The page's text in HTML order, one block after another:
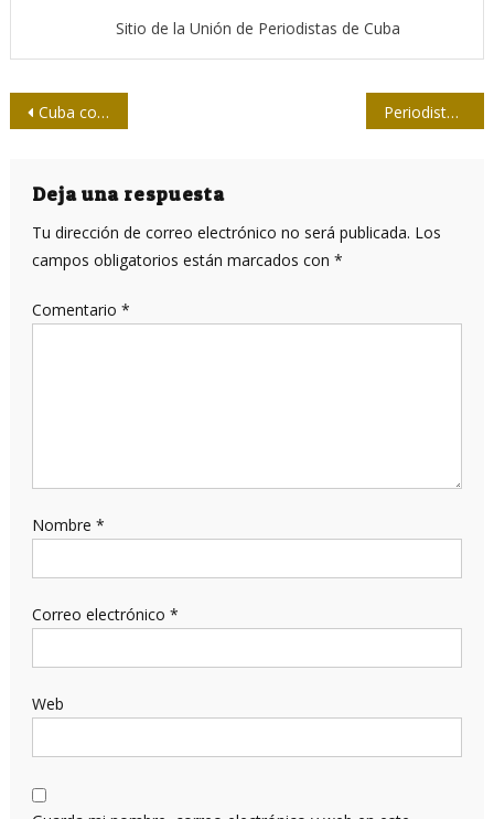
Sitio de la Unión de Periodistas de Cuba
Navegación
entradas
Cuba con resultados en pos de la soberanía tecnológica Periodistas muertos por la pandemia
Deja una respuesta
Tu dirección de correo electrónico no será publicada. Los
campos obligatorios están marcados con *
Comentario *
Nombre *
Correo electrónico *
Web